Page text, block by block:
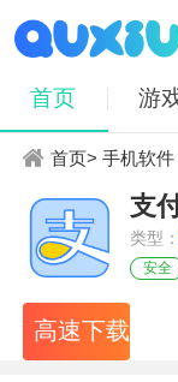
首页 游
首页>手机软件
支
类型
安全
高速下载